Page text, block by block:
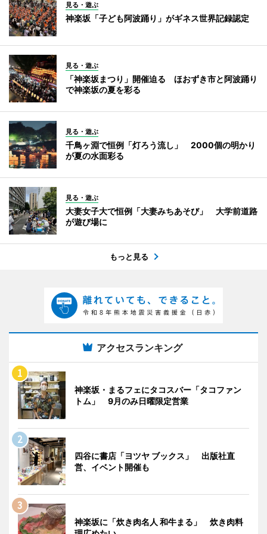
見る・遊ぶ
神楽坂「子ども阿波踊り」がギネス世界記録認定
見る・遊ぶ
「神楽坂まつり」開催迫る ほおずき市と阿波踊り
で神楽坂の夏を彩る
見る・遊ぶ
千鳥ヶ淵で恒例「灯ろう流し」 2000個の明かり
が夏の水面彩る
見る・遊ぶ
大妻女子大で恒例「大妻みちあそび」 大学前道路
が遊び場に
もっと見る
アクセスランキング
神楽坂・まるフェにタコスバー「タコファン
トム」 9月のみ日曜限定営業
四谷に書店「ヨツヤ ブックス」 出版社直
営、イベント開催も
神楽坂に「炊き肉名人 和牛まる」 炊き肉料